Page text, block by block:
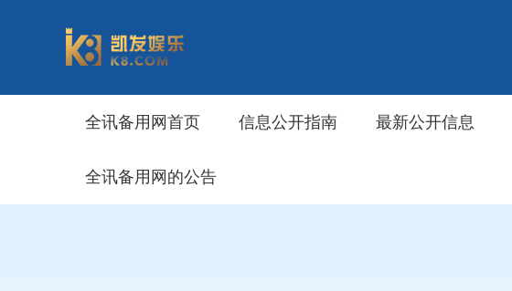
全讯备用网首页 信息公开指南 最新公开信息
全讯备用网的公告